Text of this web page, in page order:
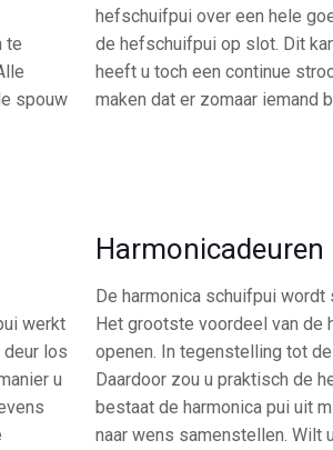
te
spouw
hefschuifpui over een hele
de hefschuifpui op slot. Dit
heeft u toch een continue
maken dat er zomaar iemand
werkt
deur los
u
Harmonicadeuren
De harmonica schuifpui
Het grootste voordeel van de
openen. In tegenstelling tot
Daardoor zou u praktisch de
bestaat de harmonica pui uit
naar wens samenstellen. Wilt